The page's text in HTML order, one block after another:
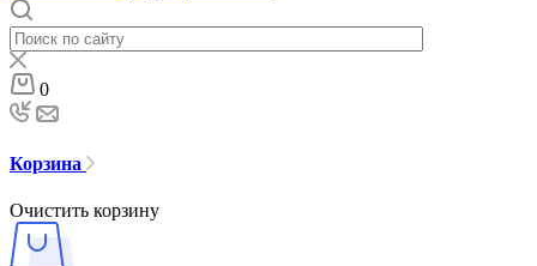
0
Корзина
Очистить корзину